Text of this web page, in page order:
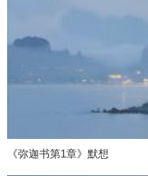
《弥迦书第1章》默想